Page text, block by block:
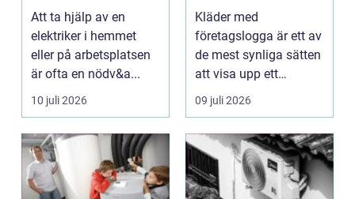
när du behöver det
Att ta hjälp av en
elektriker i hemmet
eller på arbetsplatsen
är ofta en nödv&a...
10 juli 2026
i vardagen
Kläder med
företagslogga är ett av
de mest synliga sätten
att visa upp ett
varum...
09 juli 2026